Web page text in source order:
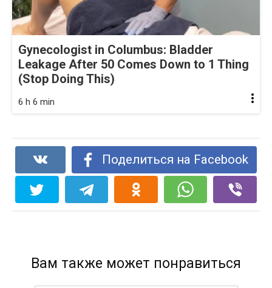
Gynecologist in Columbus: Bladder
Leakage After 50 Comes Down to 1 Thing
(Stop Doing This)
6 h 6 min
Поделиться на Facebook
Вам также может понравиться